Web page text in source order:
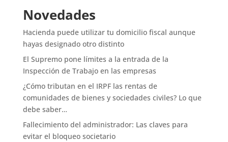
Novedades
Hacienda puede utilizar tu domicilio fiscal aunque
hayas designado otro distinto
El Supremo pone límites a la entrada de la
Inspección de Trabajo en las empresas
¿Cómo tributan en el IRPF las rentas de
comunidades de bienes y sociedades civiles? Lo que
debe saber…
Fallecimiento del administrador: Las claves para
evitar el bloqueo societario